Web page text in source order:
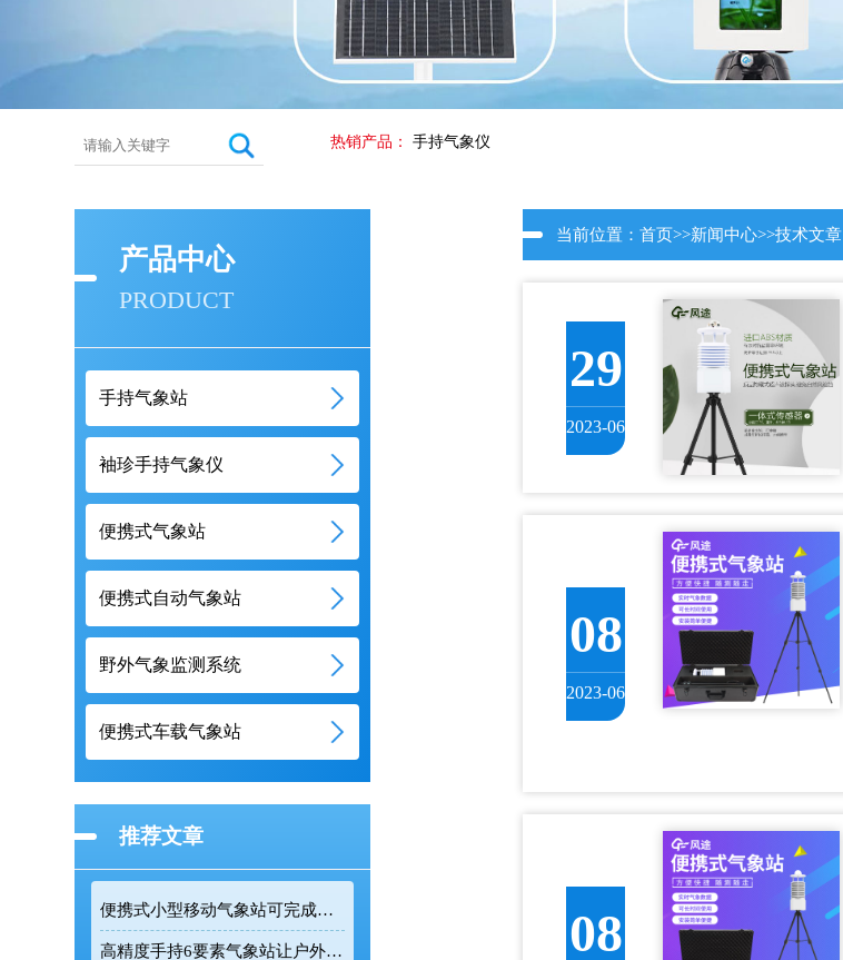
热销产品： 手持气象仪
产品中心
PRODUCT
手持气象站
袖珍手持气象仪
便携式气象站
便携式自动气象站
野外气象监测系统
便携式车载气象站
推荐文章
便携式小型移动气象站可完成户外多类气象参数精准采集
高精度手持6要素气象站让户外气象监测更加精准高效
当前位置：首页>>新闻中心>>技术文章
29
2023-06
08
2023-06
08